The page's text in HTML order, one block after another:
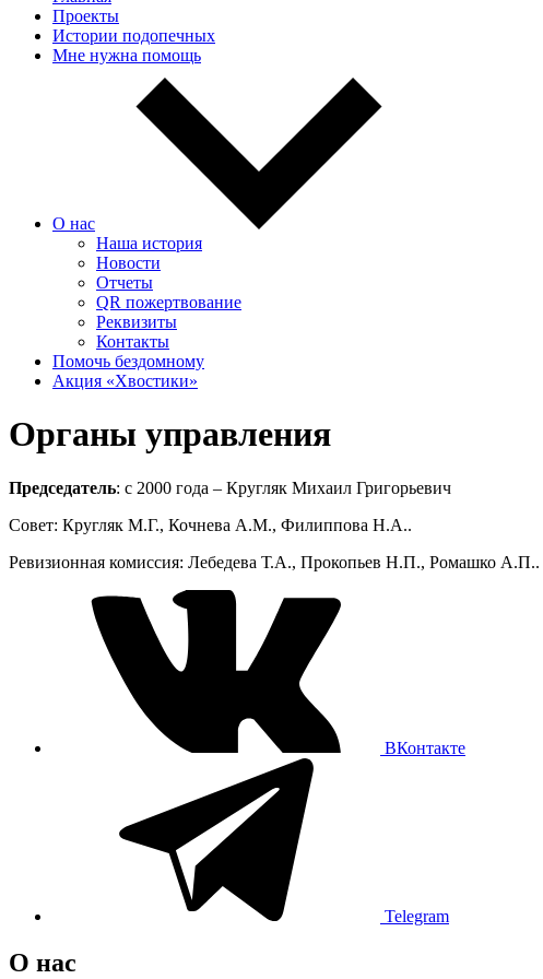
Проекты
Истории подопечных
Мне нужна помощь
О нас
Наша история
Новости
Отчеты
QR пожертвование
Реквизиты
Контакты
Помочь бездомному
Акция «Хвостики»
Органы управления
Председатель: с 2000 года – Кругляк Михаил Григорьевич
Совет: Кругляк М.Г., Кочнева А.М., Филиппова Н.А..
Ревизионная комиссия: Лебедева Т.А., Прокопьев Н.П., Ромашко А.П..
ВКонтакте
Telegram
О нас